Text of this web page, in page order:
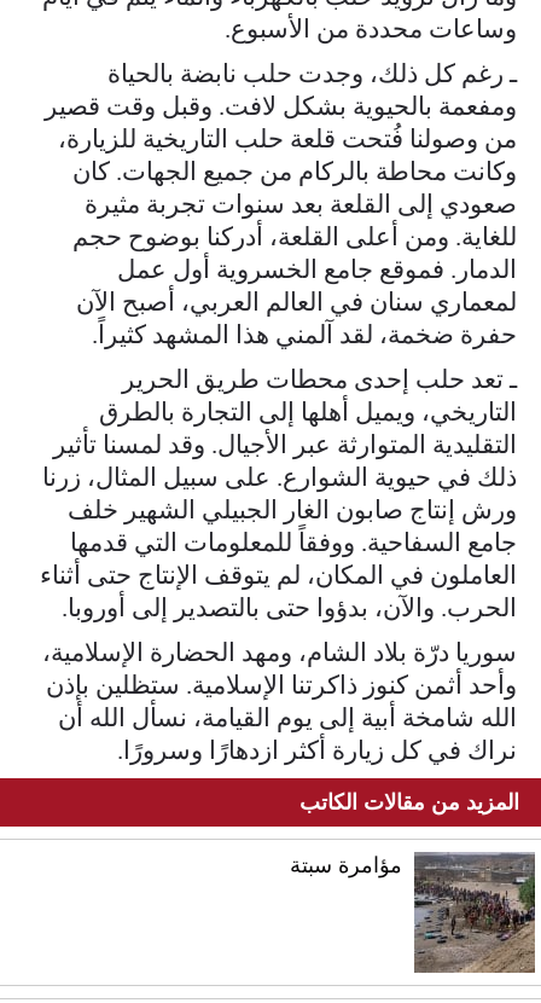
وساعات محددة من الأسبوع.
ـ رغم كل ذلك، وجدت حلب نابضة بالحياة
ومفعمة بالحيوية بشكل لافت. وقبل وقت قصير
من وصولنا فُتحت قلعة حلب التاريخية للزيارة،
وكانت محاطة بالركام من جميع الجهات. كان
صعودي إلى القلعة بعد سنوات تجربة مثيرة
للغاية. ومن أعلى القلعة، أدركنا بوضوح حجم
الدمار. فموقع جامع الخسروية أول عمل
لمعماري سنان في العالم العربي، أصبح الآن
حفرة ضخمة، لقد آلمني هذا المشهد كثيراً.
ـ تعد حلب إحدى محطات طريق الحرير
التاريخي، ويميل أهلها إلى التجارة بالطرق
التقليدية المتوارثة عبر الأجيال. وقد لمسنا تأثير
ذلك في حيوية الشوارع. على سبيل المثال، زرنا
ورش إنتاج صابون الغار الجبيلي الشهير خلف
جامع السفاحية. ووفقاً للمعلومات التي قدمها
العاملون في المكان، لم يتوقف الإنتاج حتى أثناء
الحرب. والآن، بدؤوا حتى بالتصدير إلى أوروبا.
سوريا درّة بلاد الشام، ومهد الحضارة الإسلامية،
وأحد أثمن كنوز ذاكرتنا الإسلامية. ستظلين بإذن
الله شامخة أبية إلى يوم القيامة، نسأل الله أن
نراك في كل زيارة أكثر ازدهارًا وسرورًا.
المزيد من مقالات الكاتب
مؤامرة سبتة